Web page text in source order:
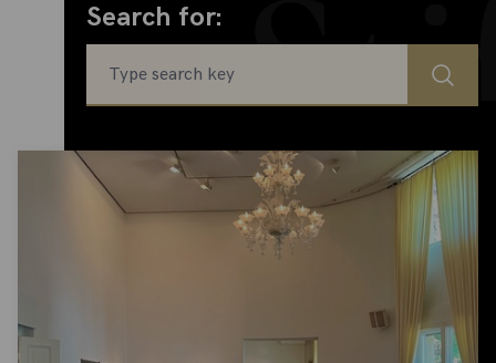
Search for: